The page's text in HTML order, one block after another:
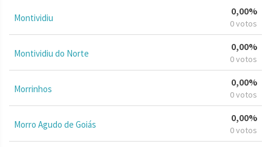
Montividiu
0,00%
0 votos
Montividiu do Norte
0,00%
0 votos
Morrinhos
0,00%
0 votos
Morro Agudo de Goiás
0,00%
0 votos